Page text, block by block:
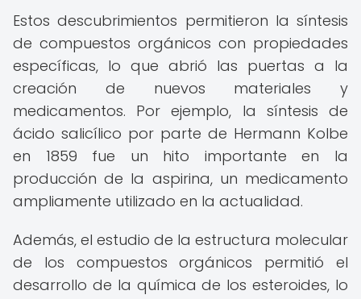
Estos descubrimientos permitieron la síntesis
de compuestos orgánicos con propiedades
específicas, lo que abrió las puertas a la
creación de nuevos materiales y
medicamentos. Por ejemplo, la síntesis de
ácido salicílico por parte de Hermann Kolbe
en 1859 fue un hito importante en la
producción de la aspirina, un medicamento
ampliamente utilizado en la actualidad.
Además, el estudio de la estructura molecular
de los compuestos orgánicos permitió el
desarrollo de la química de los esteroides, lo